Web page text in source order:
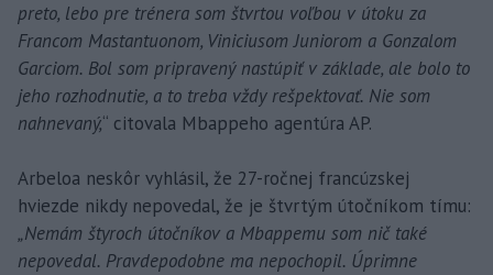
preto, lebo pre trénera som štvrtou voľbou v útoku za
Francom Mastantuonom, Viniciusom Juniorom a Gonzalom
Garciom. Bol som pripravený nastúpiť v základe, ale bolo to
jeho rozhodnutie, a to treba vždy rešpektovať. Nie som
nahnevaný,“ citovala Mbappeho agentúra AP.
Arbeloa neskôr vyhlásil, že 27-ročnej francúzskej
hviezde nikdy nepovedal, že je štvrtým útočníkom tímu:
„Nemám štyroch útočníkov a Mbappemu som nič také
nepovedal. Pravdepodobne ma nepochopil. Úprimne